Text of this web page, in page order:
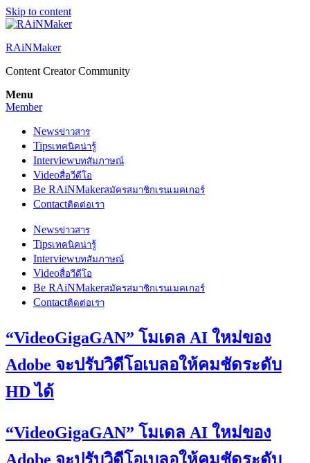
Skip to content
RAiNMaker
Content Creator Community
Menu
Member
Newsข่าวสาร
Tipsเทคนิคน่ารู้
Interviewบทสัมภาษณ์
Videoสื่อวีดีโอ
Be RAiNMakerสมัครสมาชิกเรนเมคเกอร์
Contactติดต่อเรา
Newsข่าวสาร
Tipsเทคนิคน่ารู้
Interviewบทสัมภาษณ์
Videoสื่อวีดีโอ
Be RAiNMakerสมัครสมาชิกเรนเมคเกอร์
Contactติดต่อเรา
“VideoGigaGAN” โมเดล AI ใหม่ของ
Adobe จะปรับวิดีโอเบลอให้คมชัดระดับ
HD ได้
“VideoGigaGAN” โมเดล AI ใหม่ของ